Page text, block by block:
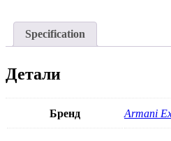
Specification
Детали
Бренд Armani